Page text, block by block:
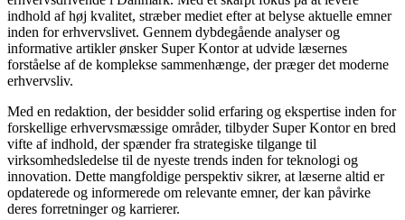
indhold af høj kvalitet, stræber mediet efter at belyse aktuelle emner
inden for erhvervslivet. Gennem dybdegående analyser og
informative artikler ønsker Super Kontor at udvide læsernes
forståelse af de komplekse sammenhænge, der præger det moderne
erhvervsliv.
Med en redaktion, der besidder solid erfaring og ekspertise inden for
forskellige erhvervsmæssige områder, tilbyder Super Kontor en bred
vifte af indhold, der spænder fra strategiske tilgange til
virksomhedsledelse til de nyeste trends inden for teknologi og
innovation. Dette mangfoldige perspektiv sikrer, at læserne altid er
opdaterede og informerede om relevante emner, der kan påvirke
deres forretninger og karrierer.